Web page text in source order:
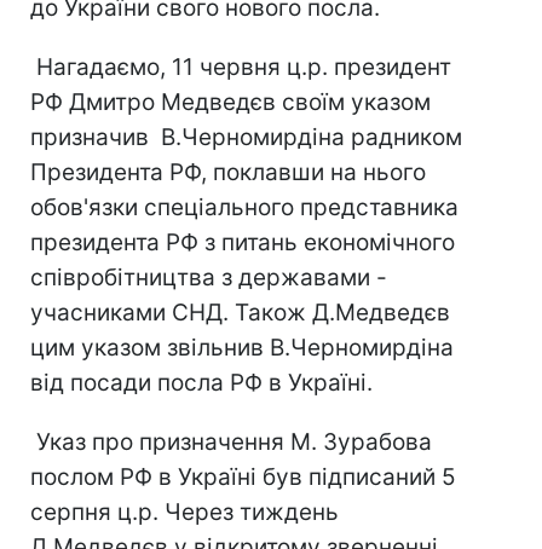
до України свого нового посла.
Нагадаємо, 11 червня ц.р. президент
РФ Дмитро Медведєв своїм указом
призначив В.Черномирдіна радником
Президента РФ, поклавши на нього
обов'язки спеціального представника
президента РФ з питань економічного
співробітництва з державами -
учасниками СНД. Також Д.Медведєв
цим указом звільнив В.Черномирдіна
від посади посла РФ в Україні.
Указ про призначення М. Зурабова
послом РФ в Україні був підписаний 5
серпня ц.р. Через тиждень